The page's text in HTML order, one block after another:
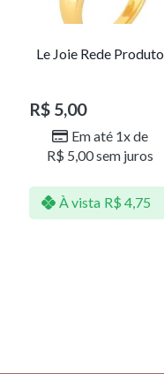
Le Joie Rede Produto
R$ 5,00
Em até 1x de
R$ 5,00sem juros
À vista R$ 4,75